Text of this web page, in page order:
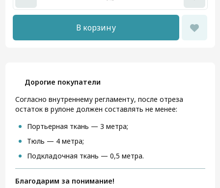
В корзину
Дорогие покупатели
Согласно внутреннему регламенту, после отреза
остаток в рулоне должен составлять не менее:
Портьерная ткань — 3 метра;
Тюль — 4 метра;
Подкладочная ткань — 0,5 метра.
Благодарим за понимание!